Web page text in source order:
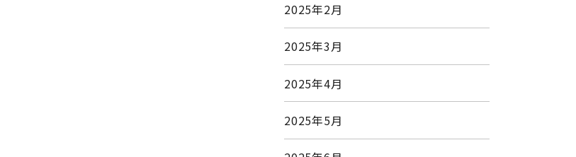
2025年2月
2025年3月
2025年4月
2025年5月